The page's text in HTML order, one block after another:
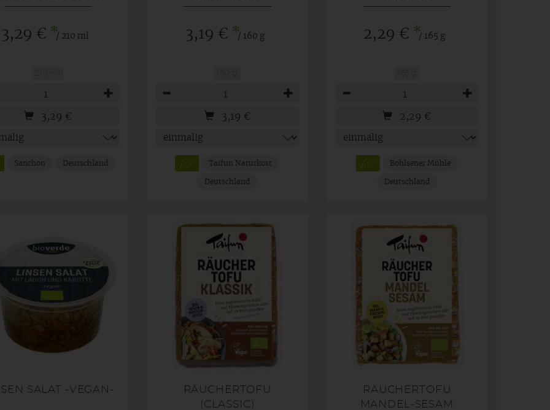
MANGO
3,29 € */ 210 ml
3,29 €
Sanchon Deutschland
3,19 € */ 160 g
3,19 €
Taifun Naturkost
Deutschland
2,29 € */ 165 g
2,29 €
Bohlsener Mühle
Deutschland
SALAT -VEGAN-
RÄUCHERTOFU
(CLASSIC)
RÄUCHERTOFU
MANDEL-SESAM